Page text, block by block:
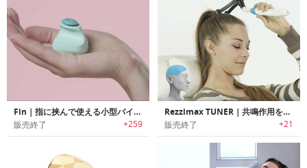
Fin｜指に挟んで使える小型バイブレーター「フィン」
販売終了 +259
Rezzimax TUNER｜共鳴作用を利用して体をリラックスさせるバイブレーションマッサージャー「レジマックスチューナー」
販売終了 +21